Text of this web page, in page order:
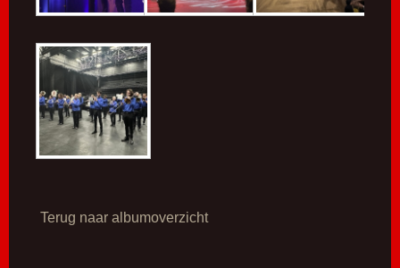
Terug naar albumoverzicht